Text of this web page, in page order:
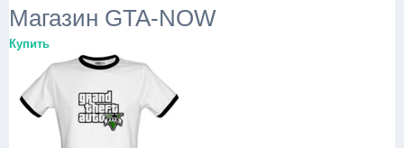
Магазин GTA-NOW
Купить